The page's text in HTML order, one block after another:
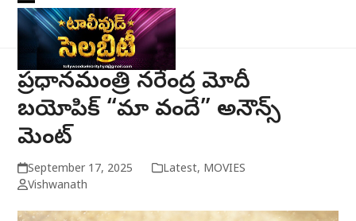
Skip
content
Open
mobile
menu
Close
mobile
menu
ప్రధానమంత్రి నరేంద్ర మోదీ
బయోపిక్ “మా వందే” అనౌన్స్
మెంట్
September 17, 2025 Latest, MOVIES
Vishwanath